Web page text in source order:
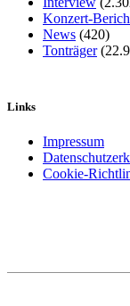
Konzert-
News (420)
Tonträger
Links
Impressum
Cookie-